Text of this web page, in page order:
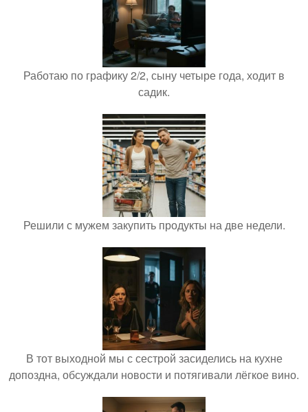
Работаю по графику 2/2, сыну четыре года, ходит в
садик.
Решили с мужем закупить продукты на две недели.
В тот выходной мы с сестрой засиделись на кухне
допоздна, обсуждали новости и потягивали лёгкое вино.